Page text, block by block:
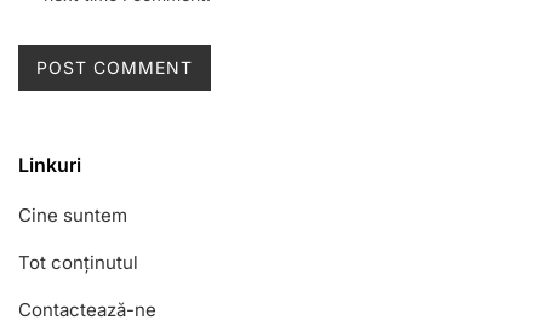
Linkuri
Cine suntem
Tot conținutul
Contactează-ne